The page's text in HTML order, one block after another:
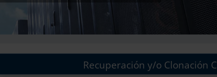
Recuperación y/o Clonación